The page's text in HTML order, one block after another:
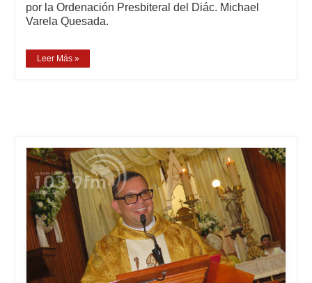
por la Ordenación Presbiteral del Diác. Michael
Varela Quesada.
Leer Más »